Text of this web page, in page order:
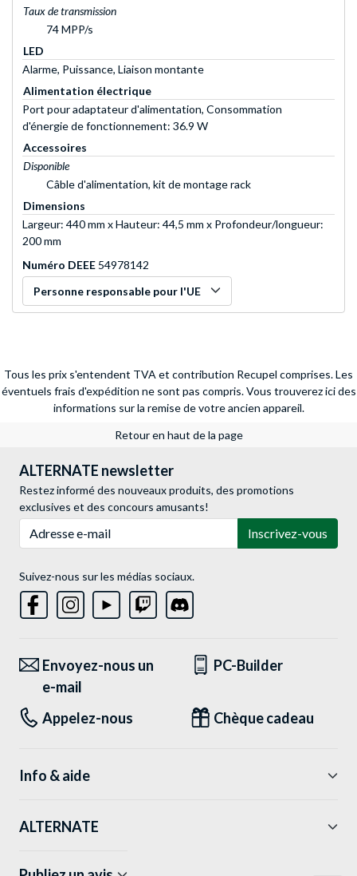
Taux de transmission
74 MPP/s
LED
Alarme, Puissance, Liaison montante
Alimentation électrique
Port pour adaptateur d'alimentation, Consommation
d'énergie de fonctionnement: 36.9 W
Accessoires
Disponible
Câble d'alimentation, kit de montage rack
Dimensions
Largeur: 440 mm x Hauteur: 44,5 mm x Profondeur/longueur:
200 mm
Numéro DEEE 54978142
Personne responsable pour l'UE
Tous les prix s'entendent TVA et contribution Recupel comprises. Les
éventuels frais d'expédition ne sont pas compris. Vous trouverez ici des
informations sur la remise de votre ancien appareil.
Retour en haut de la page
ALTERNATE newsletter
Restez informé des nouveaux produits, des promotions
exclusives et des concours amusants!
Inscrivez-vous
Suivez-nous sur les médias sociaux.
Envoyez-nous un
e-mail
PC-Builder
Appelez-nous Chèque cadeau
Info & aide
ALTERNATE